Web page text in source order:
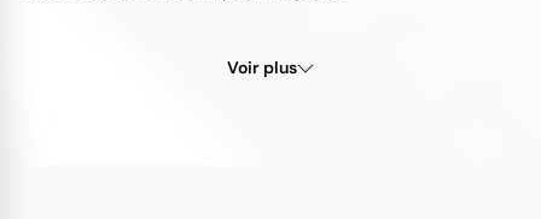
Voir plus